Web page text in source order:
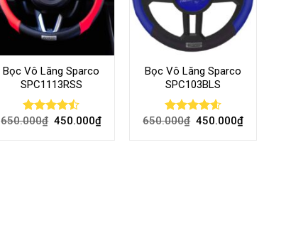
Bọc Vô Lăng Sparco
SPC1113RSS
Rated
650.000₫ 450.000₫
Bọc Vô Lăng Sparco
SPC103BLS
Rated4.57
650.000₫ 450.000₫